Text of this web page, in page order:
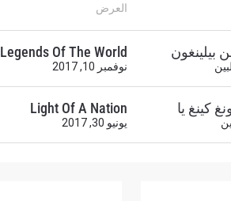
العرض
بيلينغون Legends Of The World
نوفمبر 10, 2017
كينغ يا Light Of A Nation
يونيو 30, 2017
وفتح